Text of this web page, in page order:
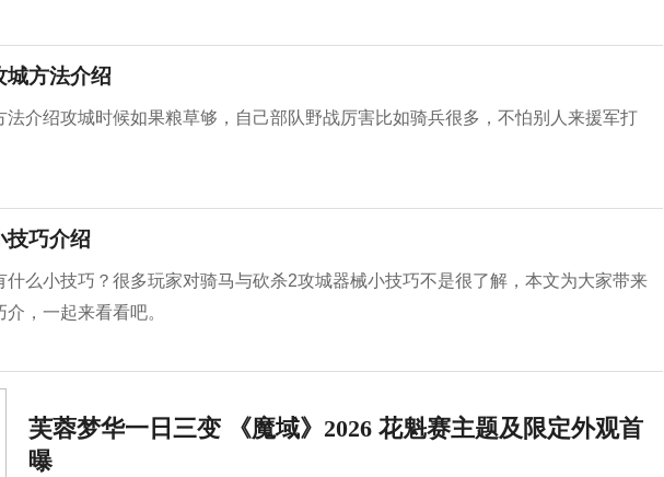
城方法介绍
介绍攻城时候如果粮草够，自己部队野战厉害比如骑兵很多，不怕别人来援军打
技巧介绍
么小技巧？很多玩家对骑马与砍杀2攻城器械小技巧不是很了解，本文为大家带来
，一起来看看吧。
芙蓉梦华一日三变 《魔域》2026 花魁赛主题及限定外观首
曝